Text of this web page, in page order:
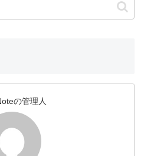
の管理人